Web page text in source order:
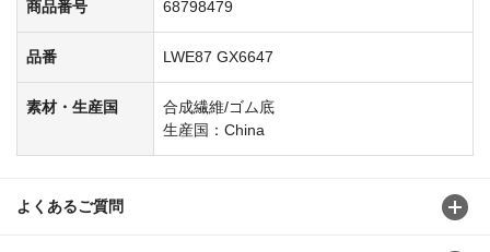
商品番号 68798479
品番 LWE87 GX6647
素材・生産国
合成繊維/ゴム底
生産国：China
よくあるご質問